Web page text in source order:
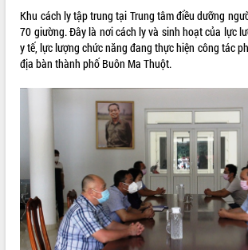
HỆ THỐNG VĂN BẢN
VĂN BẢN HĐND TỈNH
QUY HOẠCH - KẾ HOẠCH
Khu cách ly tập trung tại Trung tâm điều dưỡng
70 giường. Đây là nơi cách ly và sinh hoạt của lực
y tế, lực lượng chức năng đang thực hiện công tác
địa bàn thành phố Buôn Ma Thuột.